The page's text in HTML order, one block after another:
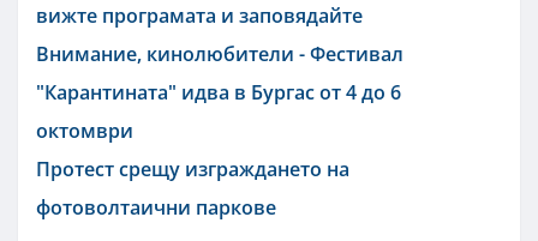
вижте програмата и заповядайте
Внимание, кинолюбители - Фестивал
"Карантината" идва в Бургас от 4 до 6
октомври
Протест срещу изграждането на
фотоволтаични паркове